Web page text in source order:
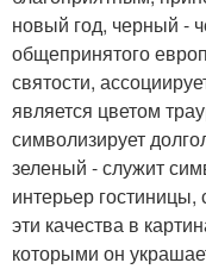
новый год, черный -
общепринятого
святости,
является цветом
символизирует
зеленый - служит
интерьер гостиницы,
эти качества в
которыми он